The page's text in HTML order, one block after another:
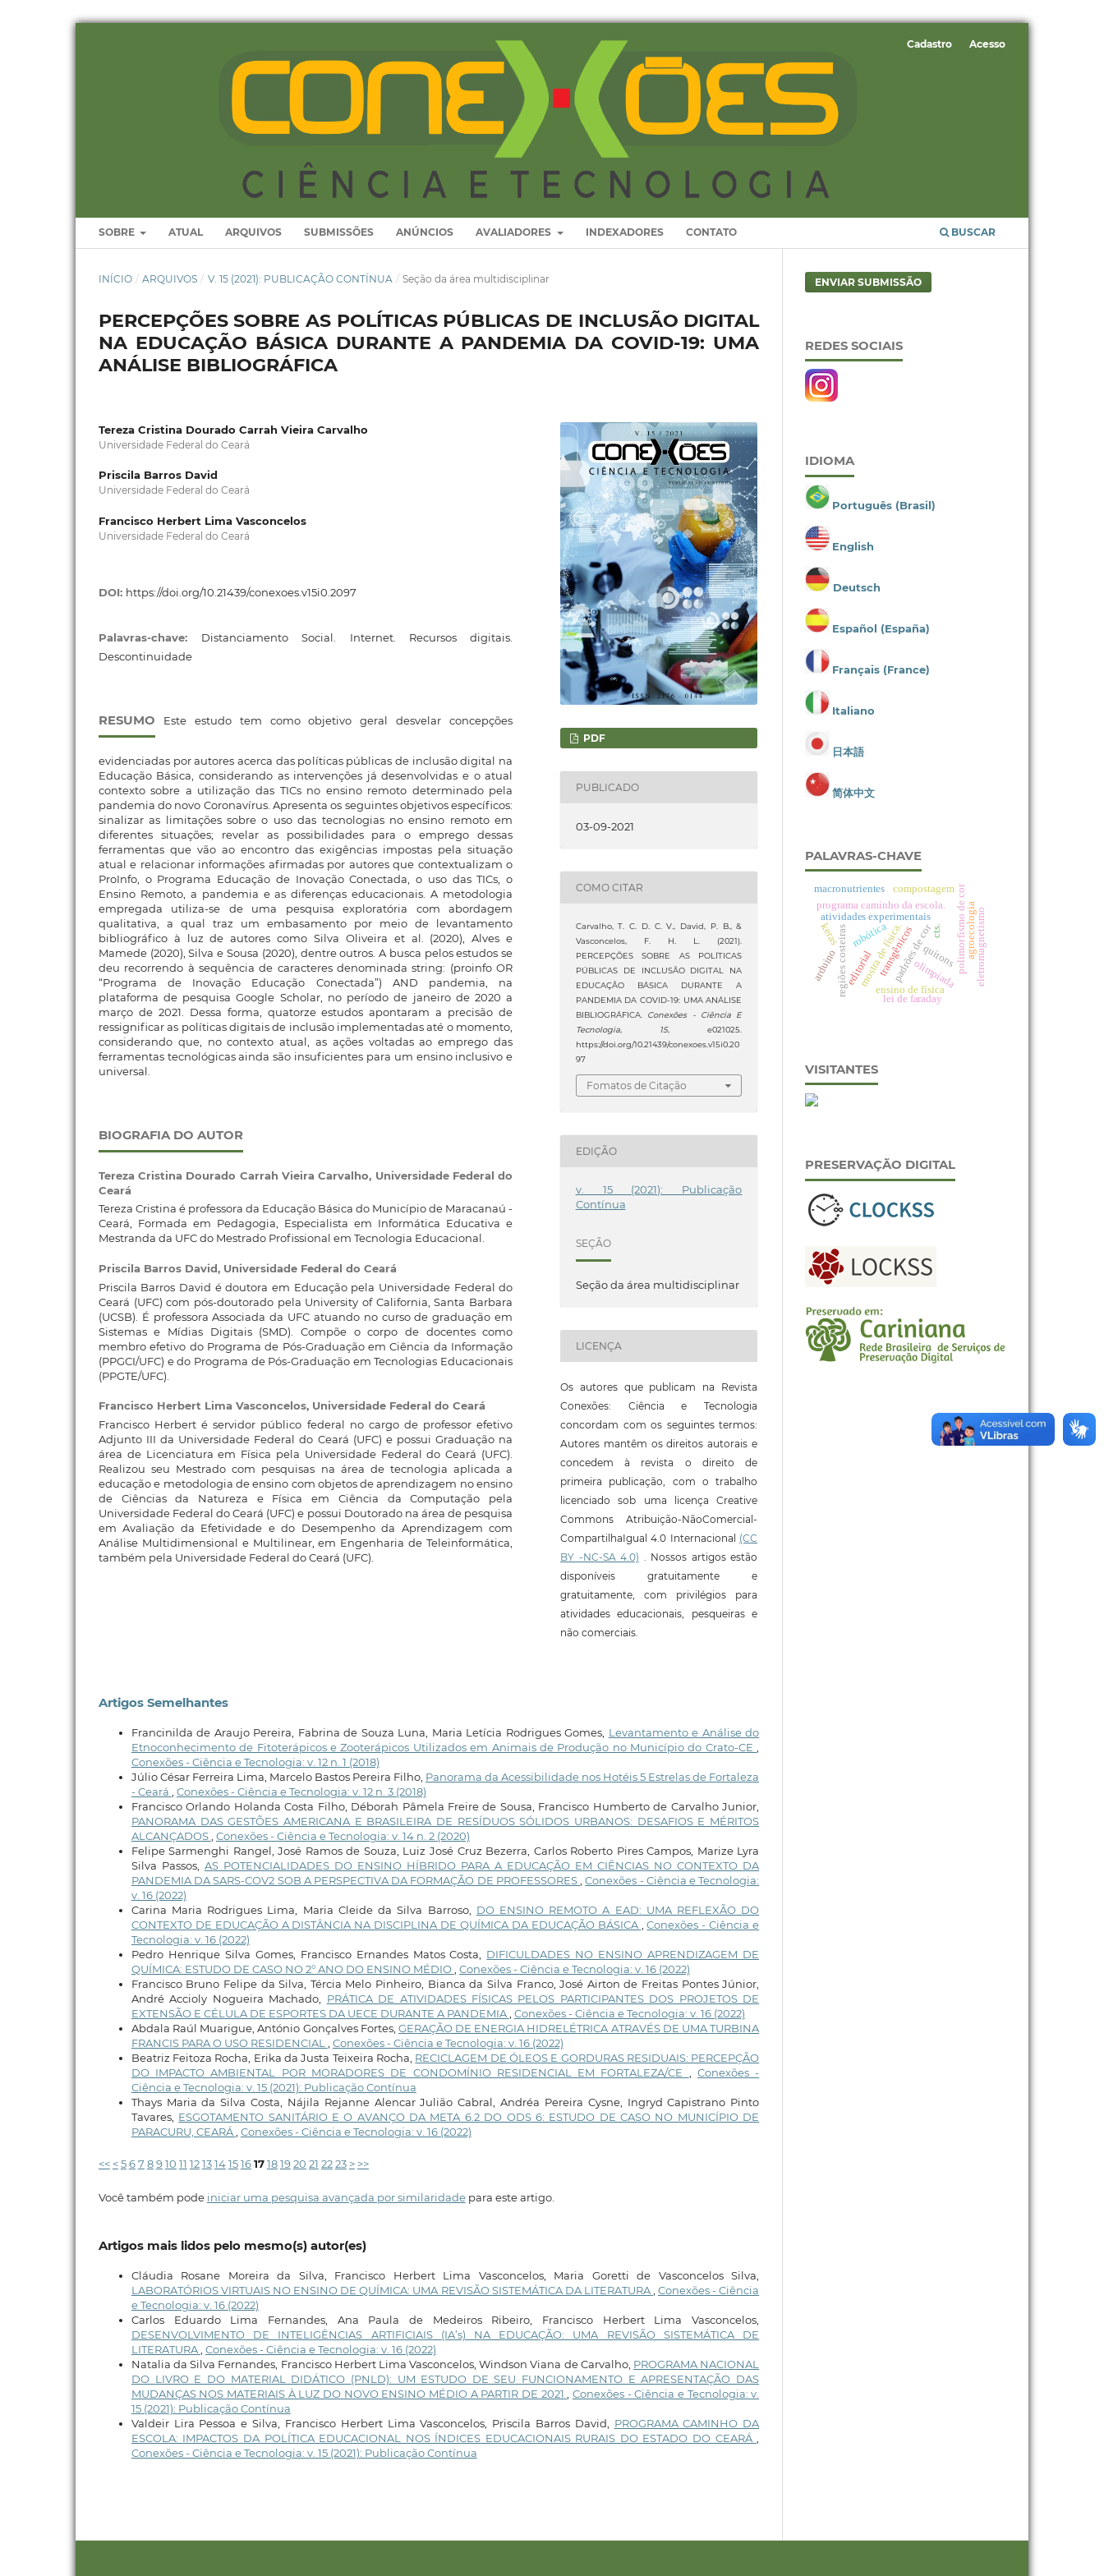
SOBRE ATUAL ARQUIVOS SUBMISSÕES ANÚNCIOS AVALIADORES INDEXADORES CONTATO BUSCAR
Cadastro Acesso
INÍCIO / ARQUIVOS / V. 15 (2021): PUBLICAÇÃO CONTÍNUA / Seção da área multidisciplinar
PERCEPÇÕES SOBRE AS POLÍTICAS PÚBLICAS DE INCLUSÃO DIGITAL
NA EDUCAÇÃO BÁSICA DURANTE A PANDEMIA DA COVID-19: UMA
ANÁLISE BIBLIOGRÁFICA
Tereza Cristina Dourado Carrah Vieira Carvalho
Universidade Federal do Ceará
Priscila Barros David
Universidade Federal do Ceará
Francisco Herbert Lima Vasconcelos
Universidade Federal do Ceará
DOI: https://doi.org/10.21439/conexoes.v15i0.2097
Palavras-chave: Distanciamento Social. Internet. Recursos digitais.
Descontinuidade
RESUMO Este estudo tem como objetivo geral desvelar concepções
evidenciadas por autores acerca das políticas públicas de inclusão digital na
Educação Básica, considerando as intervenções já desenvolvidas e o atual
contexto sobre a utilização das TICs no ensino remoto determinado pela
pandemia do novo Coronavírus. Apresenta os seguintes objetivos específicos:
sinalizar as limitações sobre o uso das tecnologias no ensino remoto em
diferentes situações; revelar as possibilidades para o emprego dessas
ferramentas que vão ao encontro das exigências impostas pela situação
atual e relacionar informações afirmadas por autores que contextualizam o
ProInfo, o Programa Educação de Inovação Conectada, o uso das TICs, o
Ensino Remoto, a pandemia e as diferenças educacionais. A metodologia
empregada utiliza-se de uma pesquisa exploratória com abordagem
qualitativa, a qual traz um embasamento por meio de levantamento
bibliográfico à luz de autores como Silva Oliveira et al. (2020), Alves e
Mamede (2020), Silva e Sousa (2020), dentre outros. A busca pelos estudos se
deu recorrendo à sequência de caracteres denominada string: (proinfo OR
“Programa de Inovação Educação Conectada”) AND pandemia, na
plataforma de pesquisa Google Scholar, no período de janeiro de 2020 a
março de 2021. Dessa forma, quatorze estudos apontaram a precisão de
ressignificar as políticas digitais de inclusão implementadas até o momento,
considerando que, no contexto atual, as ações voltadas ao emprego das
ferramentas tecnológicas ainda são insuficientes para um ensino inclusivo e
universal.
BIOGRAFIA DO AUTOR
Tereza Cristina Dourado Carrah Vieira Carvalho, Universidade Federal do
Ceará
Tereza Cristina é professora da Educação Básica do Município de Maracanaú -
Ceará, Formada em Pedagogia, Especialista em Informática Educativa e
Mestranda da UFC do Mestrado Profissional em Tecnologia Educacional.
Priscila Barros David, Universidade Federal do Ceará
Priscila Barros David é doutora em Educação pela Universidade Federal do
Ceará (UFC) com pós-doutorado pela University of California, Santa Barbara
(UCSB). É professora Associada da UFC atuando no curso de graduação em
Sistemas e Mídias Digitais (SMD). Compõe o corpo de docentes como
membro efetivo do Programa de Pós-Graduação em Ciência da Informação
(PPGCI/UFC) e do Programa de Pós-Graduação em Tecnologias Educacionais
(PPGTE/UFC).
Francisco Herbert Lima Vasconcelos, Universidade Federal do Ceará
Francisco Herbert é servidor público federal no cargo de professor efetivo
Adjunto III da Universidade Federal do Ceará (UFC) e possui Graduação na
área de Licenciatura em Física pela Universidade Federal do Ceará (UFC).
Realizou seu Mestrado com pesquisas na área de tecnologia aplicada a
educação e metodologia de ensino com objetos de aprendizagem no ensino
de Ciências da Natureza e Física em Ciência da Computação pela
Universidade Federal do Ceará (UFC) e possui Doutorado na área de pesquisa
em Avaliação da Efetividade e do Desempenho da Aprendizagem com
Análise Multidimensional e Multilinear, em Engenharia de Teleinformática,
também pela Universidade Federal do Ceará (UFC).
PDF
PUBLICADO
03-09-2021
COMO CITAR
Carvalho, T. C. D. C. V., David, P. B., &
Vasconcelos, F. H. L. (2021).
PERCEPÇÕES SOBRE AS POLÍTICAS
PÚBLICAS DE INCLUSÃO DIGITAL NA
EDUCAÇÃO BÁSICA DURANTE A
PANDEMIA DA COVID-19: UMA ANÁLISE
BIBLIOGRÁFICA. Conexões - Ciência E
Tecnologia, 15, e021025.
https://doi.org/10.21439/conexoes.v15i0.20
97
Fomatos de Citação
EDIÇÃO
v. 15 (2021): Publicação
Contínua
SEÇÃO
Seção da área multidisciplinar
LICENÇA
Os autores que publicam na Revista
Conexões: Ciência e Tecnologia
concordam com os seguintes termos:
Autores mantêm os direitos autorais e
concedem à revista o direito de
primeira publicação, com o trabalho
licenciado sob uma licença Creative
Commons Atribuição-NãoComercial-
CompartilhaIgual 4.0 Internacional (CC
BY -NC-SA 4.0) . Nossos artigos estão
disponíveis gratuitamente e
gratuitamente, com privilégios para
atividades educacionais, pesqueiras e
não comerciais.
Artigos Semelhantes
Francinilda de Araujo Pereira, Fabrina de Souza Luna, Maria Letícia Rodrigues Gomes, Levantamento e Análise do
Etnoconhecimento de Fitoterápicos e Zooterápicos Utilizados em Animais de Produção no Município do Crato-CE,
Conexões - Ciência e Tecnologia: v. 12 n. 1 (2018)
Júlio César Ferreira Lima, Marcelo Bastos Pereira Filho, Panorama da Acessibilidade nos Hotéis 5 Estrelas de Fortaleza
- Ceará , Conexões - Ciência e Tecnologia: v. 12 n. 3 (2018)
Francisco Orlando Holanda Costa Filho, Déborah Pâmela Freire de Sousa, Francisco Humberto de Carvalho Junior,
PANORAMA DAS GESTÕES AMERICANA E BRASILEIRA DE RESÍDUOS SÓLIDOS URBANOS: DESAFIOS E MÉRITOS
ALCANÇADOS, Conexões - Ciência e Tecnologia: v. 14 n. 2 (2020)
Felipe Sarmenghi Rangel, José Ramos de Souza, Luiz José Cruz Bezerra, Carlos Roberto Pires Campos, Marize Lyra
Silva Passos, AS POTENCIALIDADES DO ENSINO HÍBRIDO PARA A EDUCAÇÃO EM CIÊNCIAS NO CONTEXTO DA
PANDEMIA DA SARS-COV2 SOB A PERSPECTIVA DA FORMAÇÃO DE PROFESSORES,Conexões - Ciência e Tecnologia:
v. 16 (2022)
Carina Maria Rodrigues Lima, Maria Cleide da Silva Barroso, DO ENSINO REMOTO A EAD: UMA REFLEXÃO DO
CONTEXTO DE EDUCAÇÃO A DISTÂNCIA NA DISCIPLINA DE QUÍMICA DA EDUCAÇÃO BÁSICA ,Conexões - Ciência e
Tecnologia: v. 16 (2022)
Pedro Henrique Silva Gomes, Francisco Ernandes Matos Costa, DIFICULDADES NO ENSINO APRENDIZAGEM DE
QUÍMICA: ESTUDO DE CASO NO 2° ANO DO ENSINO MÉDIO, Conexões - Ciência e Tecnologia: v. 16 (2022)
Francisco Bruno Felipe da Silva, Tércia Melo Pinheiro, Bianca da Silva Franco, José Airton de Freitas Pontes Júnior,
André Accioly Nogueira Machado, PRÁTICA DE ATIVIDADES FÍSICAS PELOS PARTICIPANTES DOS PROJETOS DE
EXTENSÃO E CÉLULA DE ESPORTES DA UECE DURANTE A PANDEMIA, Conexões - Ciência e Tecnologia: v. 16 (2022)
Abdala Raúl Muarigue, António Gonçalves Fortes, GERAÇÃO DE ENERGIA HIDRELÉTRICA ATRAVÉS DE UMA TURBINA
FRANCIS PARA O USO RESIDENCIAL, Conexões - Ciência e Tecnologia: v. 16 (2022)
Beatriz Feitoza Rocha, Erika da Justa Teixeira Rocha, RECICLAGEM DE ÓLEOS E GORDURAS RESIDUAIS: PERCEPÇÃO
DO IMPACTO AMBIENTAL POR MORADORES DE CONDOMÍNIO RESIDENCIAL EM FORTALEZA/CE , Conexões -
Ciência e Tecnologia: v. 15 (2021): Publicação Contínua
Thays Maria da Silva Costa, Nájila Rejanne Alencar Julião Cabral, Andréa Pereira Cysne, Ingryd Capistrano Pinto
Tavares, ESGOTAMENTO SANITÁRIO E O AVANÇO DA META 6.2 DO ODS 6: ESTUDO DE CASO NO MUNICÍPIO DE
PARACURU, CEARÁ, Conexões - Ciência e Tecnologia: v. 16 (2022)
<< <567 8910 11 121314151617181920 21 2223 > >>
Você também pode iniciar uma pesquisa avançada por similaridadepara este artigo.
Artigos mais lidos pelo mesmo(s) autor(es)
Cláudia Rosane Moreira da Silva, Francisco Herbert Lima Vasconcelos, Maria Goretti de Vasconcelos Silva,
LABORATÓRIOS VIRTUAIS NO ENSINO DE QUÍMICA: UMA REVISÃO SISTEMÁTICA DA LITERATURA, Conexões - Ciência
e Tecnologia: v. 16 (2022)
Carlos Eduardo Lima Fernandes, Ana Paula de Medeiros Ribeiro, Francisco Herbert Lima Vasconcelos,
DESENVOLVIMENTO DE INTELIGÊNCIAS ARTIFICIAIS (IA’s) NA EDUCAÇÃO: UMA REVISÃO SISTEMÁTICA DE
LITERATURA, Conexões - Ciência e Tecnologia: v. 16 (2022)
Natalia da Silva Fernandes, Francisco Herbert Lima Vasconcelos, Windson Viana de Carvalho, PROGRAMA NACIONAL
DO LIVRO E DO MATERIAL DIDÁTICO (PNLD): UM ESTUDO DE SEU FUNCIONAMENTO E APRESENTAÇÃO DAS
MUDANÇAS NOS MATERIAIS À LUZ DO NOVO ENSINO MÉDIO A PARTIR DE 2021, Conexões - Ciência e Tecnologia: v.
15 (2021): Publicação Contínua
Valdeir Lira Pessoa e Silva, Francisco Herbert Lima Vasconcelos, Priscila Barros David, PROGRAMA CAMINHO DA
ESCOLA: IMPACTOS DA POLÍTICA EDUCACIONAL NOS ÍNDICES EDUCACIONAIS RURAIS DO ESTADO DO CEARÁ,
Conexões - Ciência e Tecnologia: v. 15 (2021): Publicação Contínua
ENVIAR SUBMISSÃO
REDES SOCIAIS
IDIOMA
Português (Brasil)
English
Deutsch
Español (España)
Français (France)
Italiano
日本語
简体中文
PALAVRAS-CHAVE
editorial padrões de cor
atividades experimentais
mostra de física.
programa caminho da escola. polimorfismo de cor
quítons
regiões costeiras olimpíada
robótica
keras transgênicos cts. agroecologia
compostagem
ensino de física
lei de faraday
eletromagnetismo
arduino
macronutrientes
VISITANTES
PRESERVAÇÃO DIGITAL